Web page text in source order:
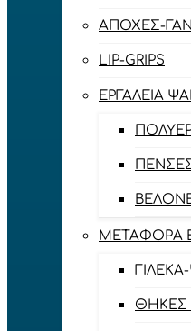
ΑΠΌΧΕΣ-
LIP-GRIPS
EΡΓΑΛΕΊΑ
ΜΕΤΑΦΟΡΆ
ΘΉΚΕΣ